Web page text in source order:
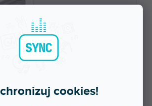
cookies!
Connectors 4 STAR PR2
Skladem na prodejně